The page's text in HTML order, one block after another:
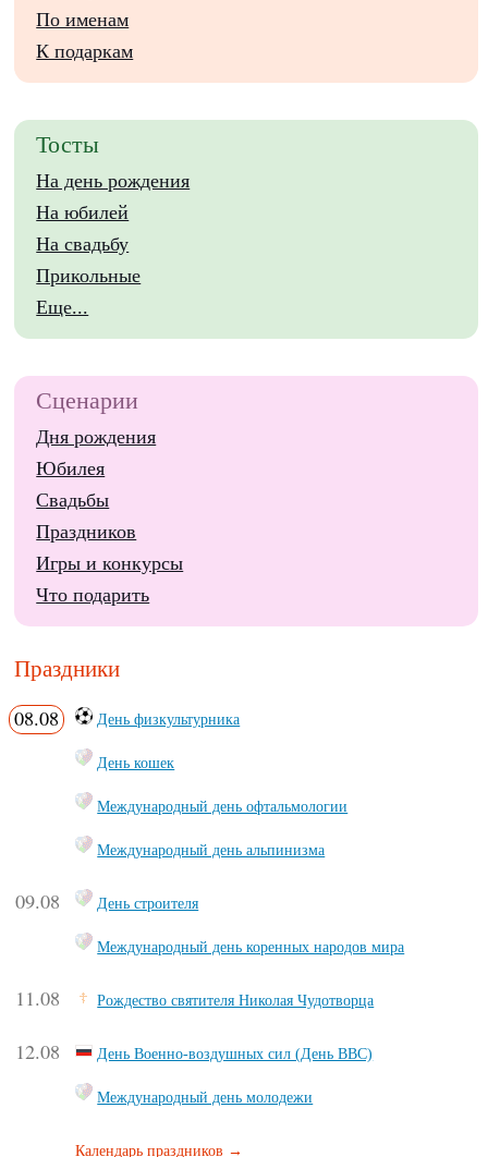
По именам
К подаркам
Тосты
На день рождения
На юбилей
На свадьбу
Прикольные
Еще...
Сценарии
Дня рождения
Юбилея
Свадьбы
Праздников
Игры и конкурсы
Что подарить
Праздники
08.08 День физкультурника
День кошек
Международный день офтальмологии
Международный день альпинизма
09.08 День строителя
Международный день коренных народов мира
11.08 Рождество святителя Николая Чудотворца
12.08 День Военно-воздушных сил (День ВВС)
Международный день молодежи
Календарь праздников →